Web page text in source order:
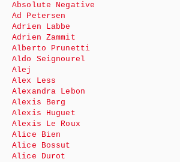
Absolute Negative
Ad Petersen
Adrien Labbe
Adrien Zammit
Alberto Prunetti
Aldo Seignourel
Alej
Alex Less
Alexandra Lebon
Alexis Berg
Alexis Huguet
Alexis Le Roux
Alice Bien
Alice Bossut
Alice Durot